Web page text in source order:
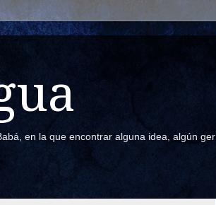
en la que encontrar alguna idea, algún